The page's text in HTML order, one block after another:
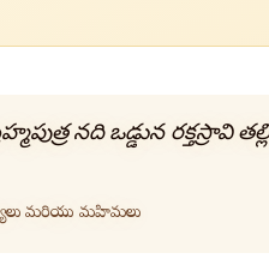
నది ఒడ్డున
మరియు మహిమలు